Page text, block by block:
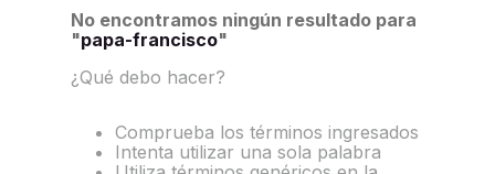
No encontramos ningún resultado para
"papa-francisco"
¿Qué debo hacer?
Comprueba los términos ingresados
Intenta utilizar una sola palabra